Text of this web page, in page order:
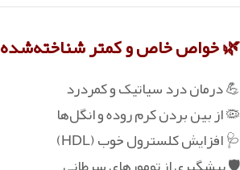
🌿 خواص خاص و کمتر شناخته‌شده
💪 درمان درد سیاتیک و کمردرد
🦠 از بین بردن کرم روده و انگل‌ها
🩺 افزایش کلسترول خوب (HDL)